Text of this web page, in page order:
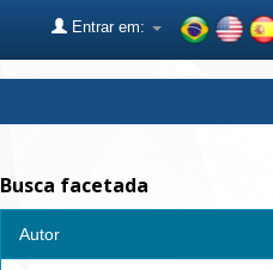
Entrar em:
Busca facetada
Autor